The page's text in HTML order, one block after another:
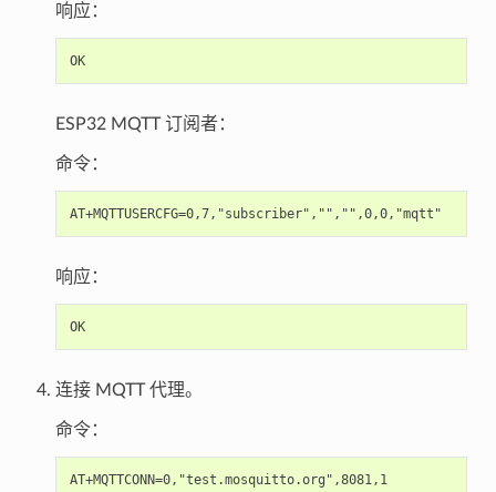
响应：
OK
ESP32 MQTT 订阅者：
命令：
响应：
OK
连接 MQTT 代理。
命令：
AT+MQTTCONN=0,"test.mosquitto.org",8081,1